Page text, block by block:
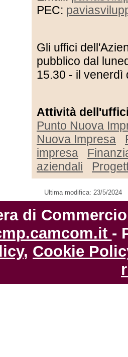
PEC:
Gli uffici
pubblico dal
15.30 - il venerdì
Attività
Punto Nuova
Nuova Impresa
impresa
aziendali
Ultima modifica: 23/5/2024
di
-
, Cookie